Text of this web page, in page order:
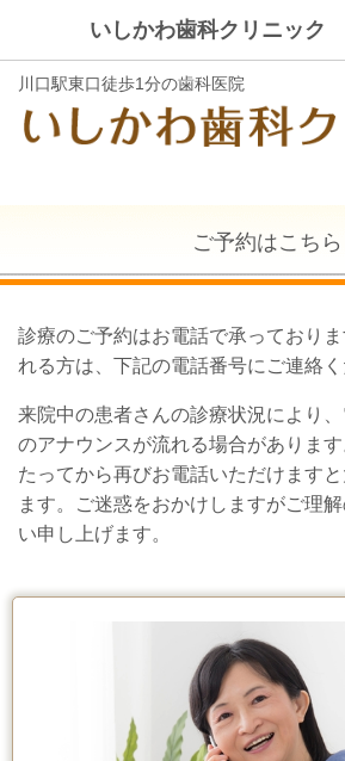
いしかわ歯科クリニック
川口駅東口徒歩1分の歯科医院
ご予約はこちら
診療のご予約はお電話で承っており
れる方は、下記の電話番号にご連絡く
来院中の患者さんの診療状況により
のアナウンスが流れる場合がありま
たってから再びお電話いただけます
ます。ご迷惑をおかけしますがご理
い申し上げます。